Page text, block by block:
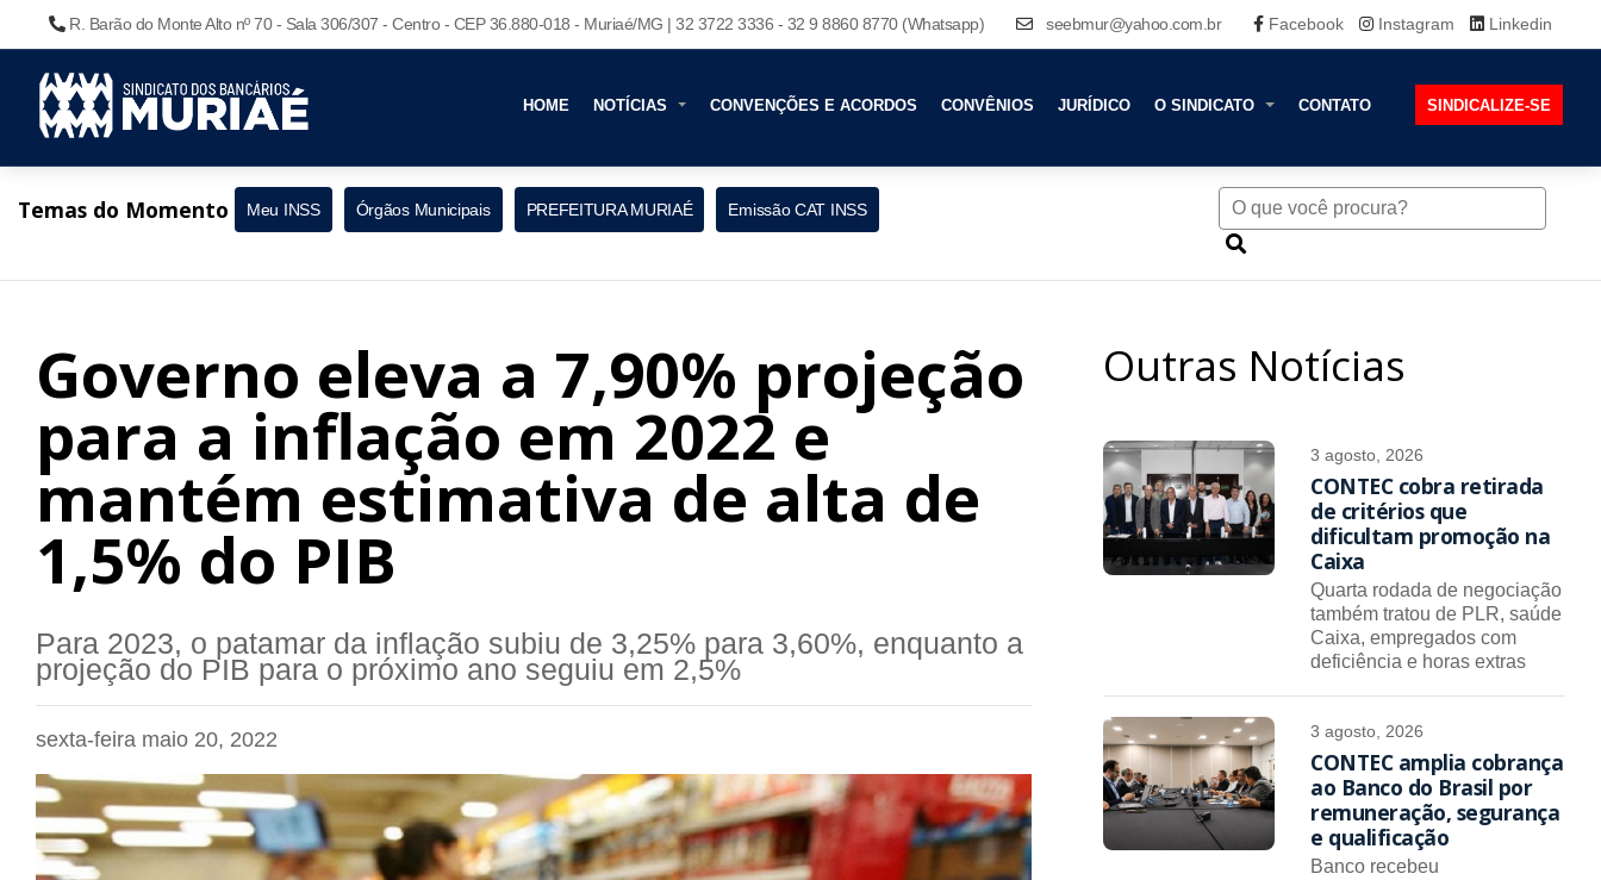
R. Barão do Monte Alto nº 70 - Sala 306/307 - Centro - CEP 36.880-018 - Muriaé/MG | 32 3722 3336 - 32 9 8860 8770 (Whatsapp) seebmur@yahoo.com.br Facebook Instagram Linkedin
HOME NOTÍCIAS CONVENÇÕES E ACORDOS CONVÊNIOS JURÍDICO O SINDICATO CONTATO SINDICALIZE-SE
Temas do Momento Meu INSS Órgãos Municipais PREFEITURA MURIAÉ Emissão CAT INSS
Governo eleva a 7,90% projeção
para a inflação em 2022 e
mantém estimativa de alta de
1,5% do PIB
Para 2023, o patamar da inflação subiu de 3,25% para 3,60%, enquanto a
projeção do PIB para o próximo ano seguiu em 2,5%
sexta-feira maio 20, 2022
Outras Notícias
3 agosto, 2026
CONTEC cobra retirada
de critérios que
dificultam promoção na
Caixa
Quarta rodada de negociação
também tratou de PLR, saúde
Caixa, empregados com
deficiência e horas extras
3 agosto, 2026
CONTEC amplia cobrança
ao Banco do Brasil por
remuneração, segurança
e qualificação
Banco recebeu